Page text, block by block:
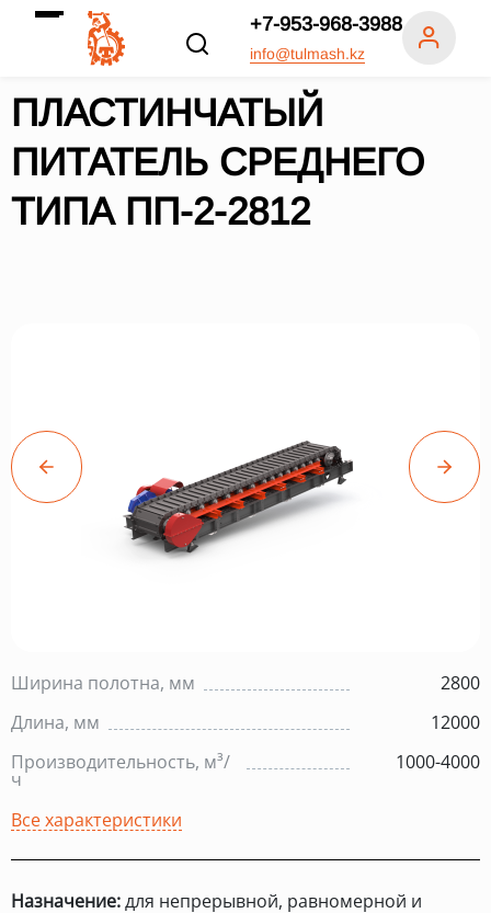
+7-953-968-3988
info@tulmash.kz
ПЛАСТИНЧАТЫЙ
ПИТАТЕЛЬ СРЕДНЕГО
ТИПА ПП-2-2812
Ширина полотна, мм
2800
Длина, мм
12000
Производительность, м³/
ч
1000-4000
Все характеристики
Назначение:для непрерывной, равномерной и